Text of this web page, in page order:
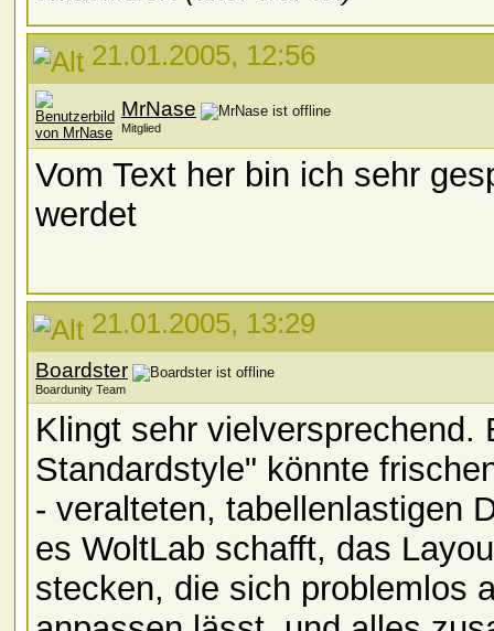
21.01.2005, 12:56
MrNase
Mitglied
Vom Text her bin ich sehr
werdet
21.01.2005, 13:29
Boardster
Boardunity Team
Klingt sehr vielversprechend.
Standardstyle" könnte
- veralteten, tabellenlastigen
es WoltLab schafft, das
stecken, die sich problemlos